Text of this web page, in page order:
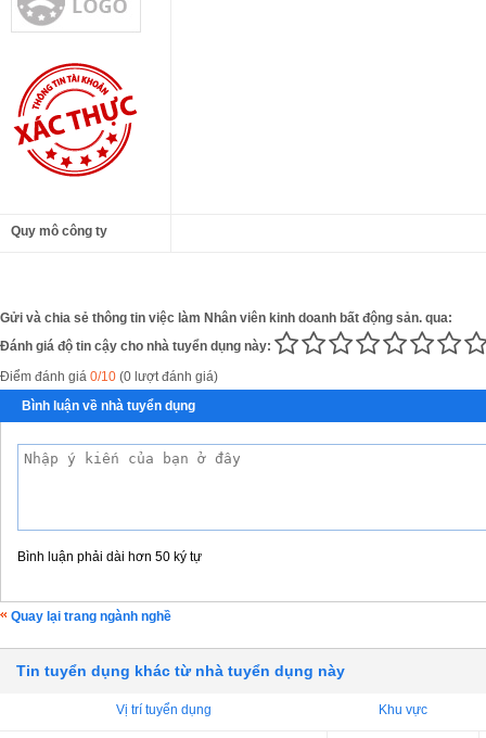
Quy mô công ty
Gửi và chia sẻ thông tin việc làm Nhân viên kinh doanh bất động sản. qua:
Đánh giá độ tin cậy cho nhà tuyển dụng này:
Điểm đánh giá 0/10 (0 lượt đánh giá)
Bình luận về nhà tuyển dụng
Bình luận phải dài hơn 50 ký tự
Quay lại trang ngành nghề
Tin tuyển dụng khác từ nhà tuyển dụng này
Vị trí tuyển dụng Khu vực